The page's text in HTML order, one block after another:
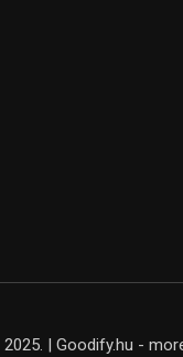
| Goodify.hu -